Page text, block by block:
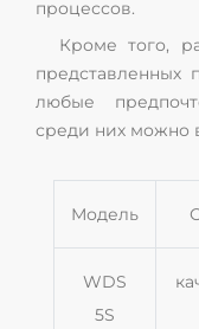
процессов.
Кроме того,
представленных
любые
среди них можно
Модель
WDS
5S